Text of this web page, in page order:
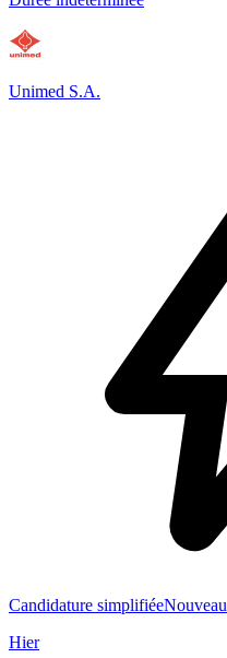
Unimed S.A.
Candidature simplifiéeNouveau
Hier